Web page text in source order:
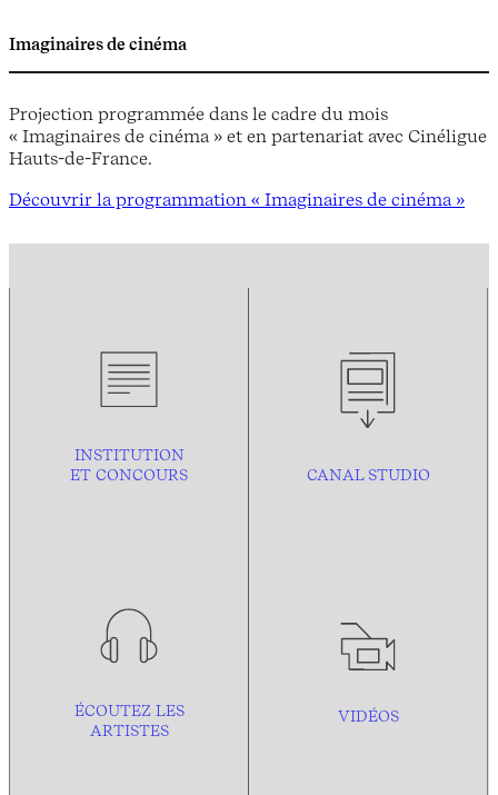
Imaginaires de cinéma
Projection programmée dans le cadre du mois
« Imaginaires de cinéma » et en partenariat avec Cinéligue
Hauts-de-France.
Découvrir la programmation « Imaginaires de cinéma »
INSTITUTION
ET CONCOURS
CANAL STUDIO
ÉCOUTEZ LES
ARTISTES
VIDÉOS